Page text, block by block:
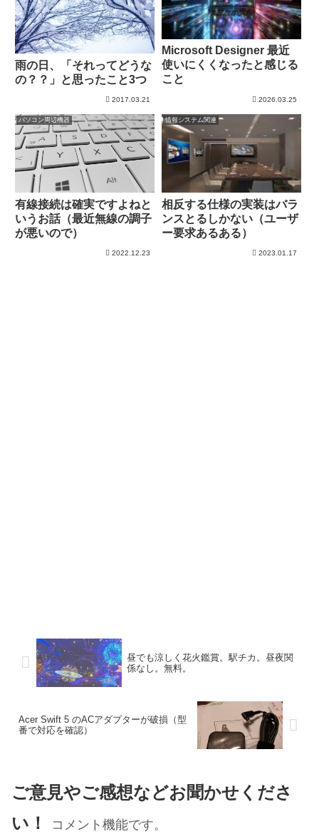
雨の日、「それってどうな
の？？」と思ったこと3つ
2017.03.21
Microsoft Designer 最近
使いにくくなったと感じる
こと
2026.03.25
パソコン周辺機器
有線接続は確実ですよねと
いうお話（最近無線の調子
が悪いので）
2022.12.23
情報システム関連
相反する仕様の実装はバラ
ンスとるしかない（ユーザ
ー要求あるある）
2023.01.17
昼でも涼しく花火鑑賞。駅チカ。昼夜関
係なし。無料。
Acer Swift 5 のACアダプターが破損（型
番で対応を確認）
ご意見やご感想などお聞かせくださ
い！
コメント機能です。